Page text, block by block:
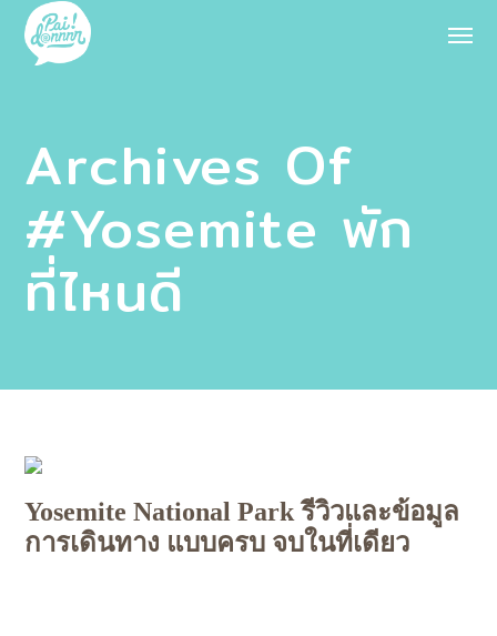
Archives Of
#Yosemite พัก
ที่ไหนดี
Yosemite National Park รีวิวและข้อมูล
การเดินทาง แบบครบ จบในที่เดียว